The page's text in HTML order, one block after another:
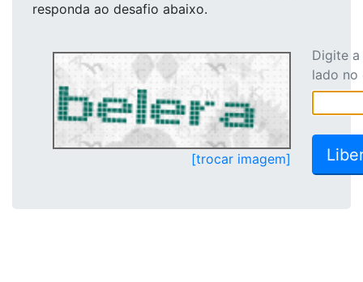
responda ao desafio abaixo.
[trocar imagem]
Digite
lado no